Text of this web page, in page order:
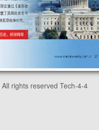
All rights reserved Tech-4-4